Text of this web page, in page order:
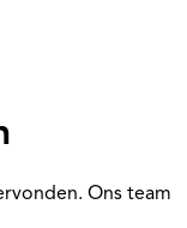
Ons team